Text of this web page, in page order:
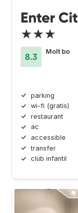
Enter
★★★
8.3
Molt bo
parking
wi-fi (gratis)
restaurant
ac
accessible
transfer
club infantil